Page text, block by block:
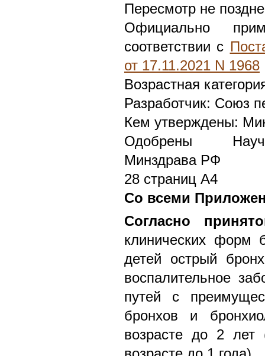
Пересмотр не
Официально
соответствии с
от 17.11.2021 N 1968
Возрастная
Разработчик: Союз
Кем утверждены:
Одобрены
Минздрава РФ
28 страниц А4
Со всеми
Согласно
клинических форм
детей острый
воспалительное
путей с
бронхов и
возрасте до 2 лет